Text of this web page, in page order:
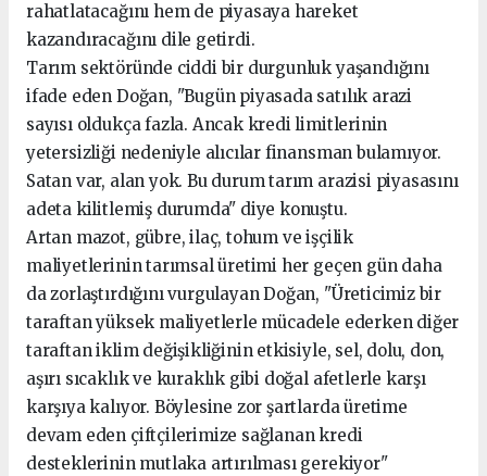
rahatlatacağını hem de piyasaya hareket
kazandıracağını dile getirdi.
Tarım sektöründe ciddi bir durgunluk yaşandığını
ifade eden Doğan, "Bugün piyasada satılık arazi
sayısı oldukça fazla. Ancak kredi limitlerinin
yetersizliği nedeniyle alıcılar finansman bulamıyor.
Satan var, alan yok. Bu durum tarım arazisi piyasasını
adeta kilitlemiş durumda" diye konuştu.
Artan mazot, gübre, ilaç, tohum ve işçilik
maliyetlerinin tarımsal üretimi her geçen gün daha
da zorlaştırdığını vurgulayan Doğan, "Üreticimiz bir
taraftan yüksek maliyetlerle mücadele ederken diğer
taraftan iklim değişikliğinin etkisiyle, sel, dolu, don,
aşırı sıcaklık ve kuraklık gibi doğal afetlerle karşı
karşıya kalıyor. Böylesine zor şartlarda üretime
devam eden çiftçilerimize sağlanan kredi
desteklerinin mutlaka artırılması gerekiyor"